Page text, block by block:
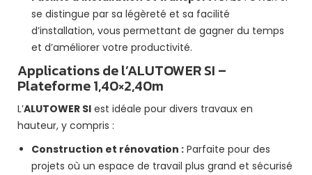
se distingue par sa légèreté et sa facilité
d’installation, vous permettant de gagner du temps
et d’améliorer votre productivité.
Applications de l’ALUTOWER SI –
Plateforme 1,40×2,40m
L’ALUTOWER SI est idéale pour divers travaux en
hauteur, y compris :
Construction et rénovation : Parfaite pour des
projets où un espace de travail plus grand et sécurisé